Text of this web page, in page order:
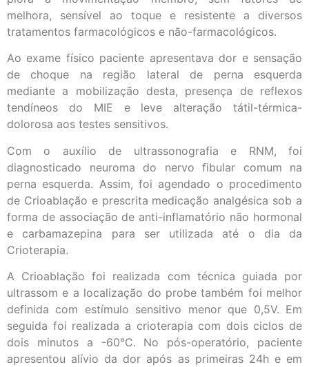
melhora, sensível ao toque e resistente a diversos
tratamentos farmacológicos e não-farmacológicos.
Ao exame físico paciente apresentava dor e sensação
de choque na região lateral de perna esquerda
mediante a mobilização desta, presença de reflexos
tendíneos do MIE e leve alteração tátil-térmica-
dolorosa aos testes sensitivos.
Com o auxílio de ultrassonografia e RNM, foi
diagnosticado neuroma do nervo fibular comum na
perna esquerda. Assim, foi agendado o procedimento
de Crioablação e prescrita medicação analgésica sob a
forma de associação de anti-inflamatório não hormonal
e carbamazepina para ser utilizada até o dia da
Crioterapia.
A Crioablação foi realizada com técnica guiada por
ultrassom e a localização do probe também foi melhor
definida com estímulo sensitivo menor que 0,5V. Em
seguida foi realizada a crioterapia com dois ciclos de
dois minutos a -60°C. No pós-operatório, paciente
apresentou alívio da dor após as primeiras 24h e em